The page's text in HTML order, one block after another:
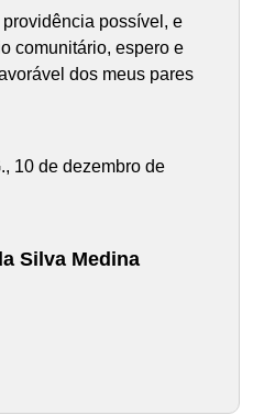
providência possível, e
comunitário, espero e
dos meus pares
10 de dezembro de
Silva Medina